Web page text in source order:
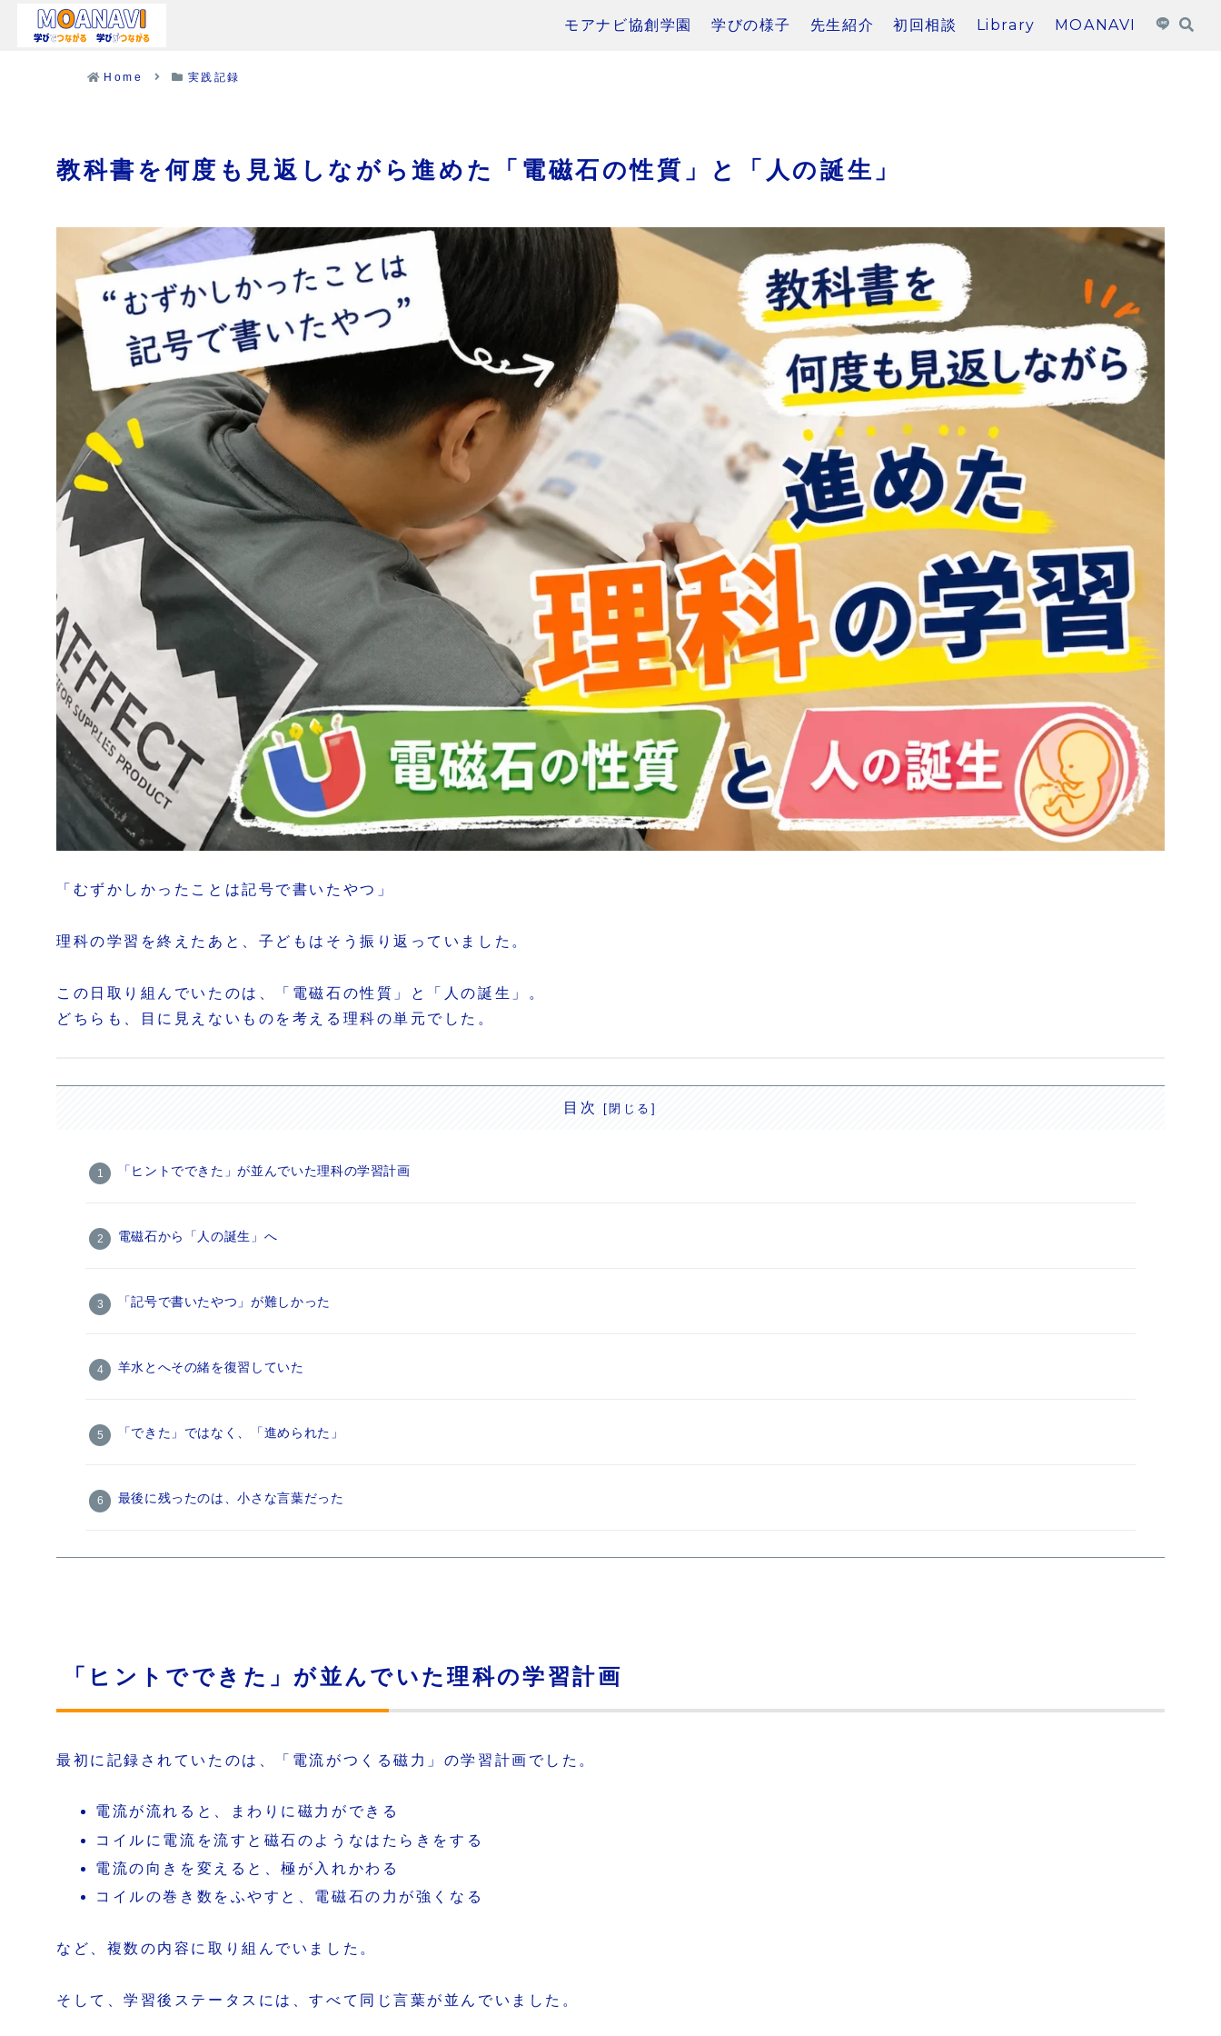
モアナビ協創学園 学びの様子 先生紹介 初回相談 Library MOANAVI
Home 実践記録
教科書を何度も見返しながら進めた「電磁石の性質」と「人の誕生」
「むずかしかったことは記号で書いたやつ」
理科の学習を終えたあと、子どもはそう振り返っていました。
この日取り組んでいたのは、「電磁石の性質」と「人の誕生」。
どちらも、目に見えないものを考える理科の単元でした。
目次
「ヒントでできた」が並んでいた理科の学習計画
電磁石から「人の誕生」へ
「記号で書いたやつ」が難しかった
羊水とへその緒を復習していた
「できた」ではなく、「進められた」
最後に残ったのは、小さな言葉だった
「ヒントでできた」が並んでいた理科の学習計画
最初に記録されていたのは、「電流がつくる磁力」の学習計画でした。
電流が流れると、まわりに磁力ができる
コイルに電流を流すと磁石のようなはたらきをする
電流の向きを変えると、極が入れかわる
コイルの巻き数をふやすと、電磁石の力が強くなる
など、複数の内容に取り組んでいました。
そして、学習後ステータスには、すべて同じ言葉が並んでいました。